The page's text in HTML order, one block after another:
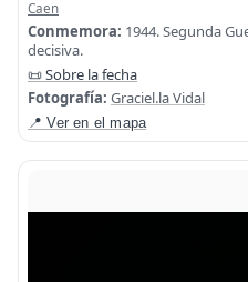
Caen
Conmemora: 1944. Segunda
decisiva.
📜 Sobre la fecha
Fotografía: Graciel.la Vidal
📍 Ver en el mapa